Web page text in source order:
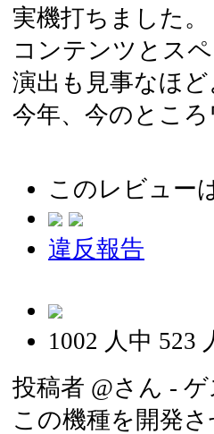
実機打ちました。
コンテンツとス
演出も見事なほ
今年、今のとこ
このレビュー
違反報告
1002 人中 523
投稿者 @さん -
この機種を開発